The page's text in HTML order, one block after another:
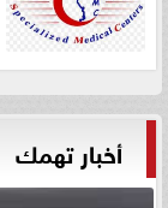
أخبار تهمك